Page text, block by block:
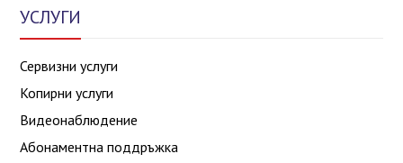
УСЛУГИ
Сервизни услуги
Копирни услуги
Видеонаблюдение
Абонаментна поддръжка